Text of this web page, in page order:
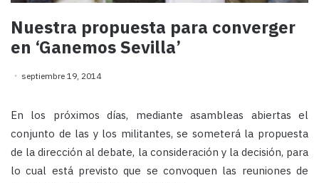
Nuestra propuesta para converger
en ‘Ganemos Sevilla’
septiembre 19, 2014
En los próximos días, mediante asambleas abiertas el
conjunto de las y los militantes, se someterá la propuesta
de la dirección al debate, la consideración y la decisión, para
lo cual está previsto que se convoquen las reuniones de